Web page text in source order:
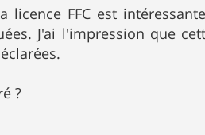
FFC est
J'ai l'impression que
?